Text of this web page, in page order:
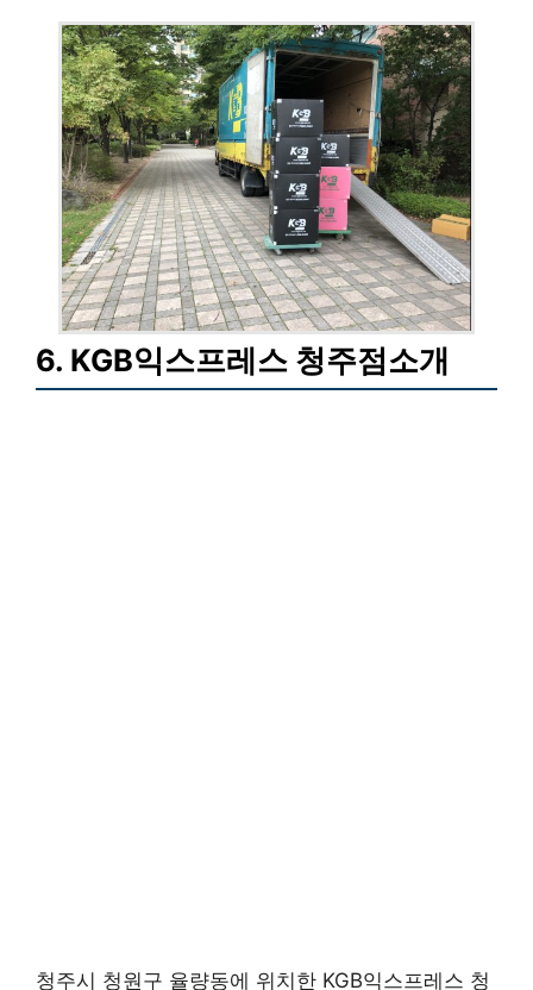
6. KGB익스프레스 청주점소개
청주시 청원구 율량동에 위치한 KGB익스프레스 청